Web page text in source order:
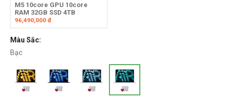
M5 10core GPU 10core
RAM 32GB SSD 4TB
96,490,000 đ
Màu Sắc:
Bạc